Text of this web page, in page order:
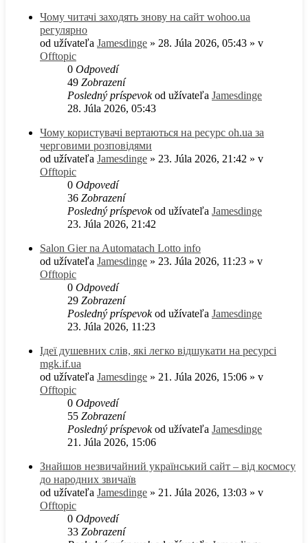
Чому читачі заходять знову на сайт wohoo.ua
регулярно
od užívateľa Jamesdinge » 28. Júla 2026, 05:43 » v
Offtopic
0 Odpovedí
49 Zobrazení
Posledný príspevokod užívateľa Jamesdinge
28. Júla 2026, 05:43
Чому користувачі вертаються на ресурс oh.ua за
черговими розповідями
od užívateľa Jamesdinge » 23. Júla 2026, 21:42 » v
Offtopic
0 Odpovedí
36 Zobrazení
Posledný príspevokod užívateľa Jamesdinge
23. Júla 2026, 21:42
Salon Gier na Automatach Lotto info
od užívateľa Jamesdinge » 23. Júla 2026, 11:23 » v
Offtopic
0 Odpovedí
29 Zobrazení
Posledný príspevokod užívateľa Jamesdinge
23. Júla 2026, 11:23
Ідеї душевних слів, які легко відшукати на ресурсі
mgk.if.ua
od užívateľa Jamesdinge » 21. Júla 2026, 15:06 » v
Offtopic
0 Odpovedí
55 Zobrazení
Posledný príspevokod užívateľa Jamesdinge
21. Júla 2026, 15:06
Знайшов незвичайний український сайт – від космосу
до народних звичаїв
od užívateľa Jamesdinge » 21. Júla 2026, 13:03 » v
Offtopic
0 Odpovedí
33 Zobrazení